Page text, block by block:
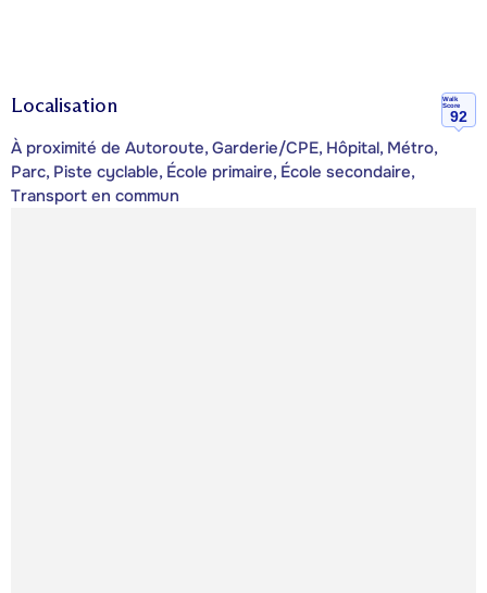
Localisation
Walk
Score
92
À proximité de Autoroute, Garderie/CPE, Hôpital, Métro,
Parc, Piste cyclable, École primaire, École secondaire,
Transport en commun